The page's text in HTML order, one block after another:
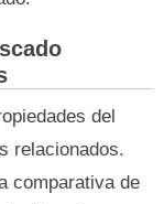
del
relacionados.
comparativa de